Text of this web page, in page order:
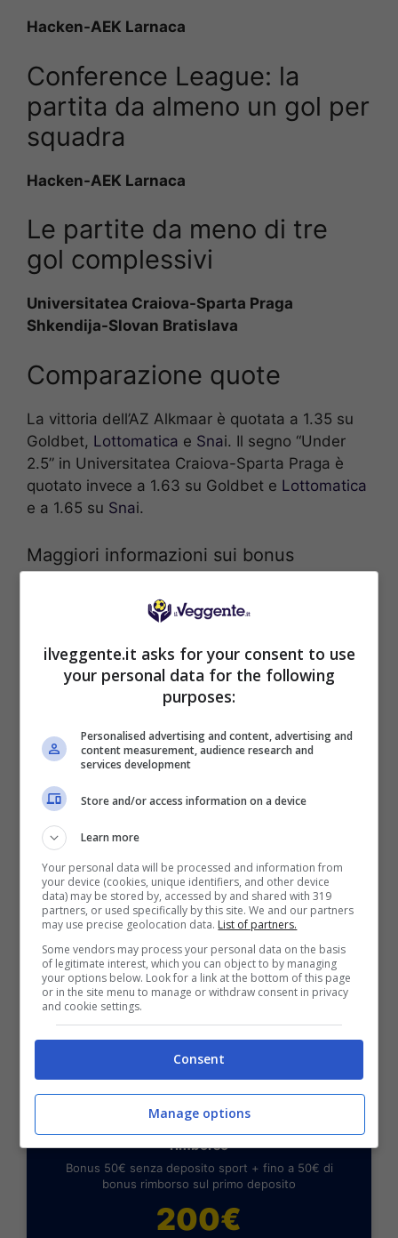
Hacken-AEK Larnaca
Conference League: la
partita da almeno un gol per
squadra
Hacken-AEK Larnaca
Le partite da meno di tre
gol complessivi
Universitatea Craiova-Sparta Praga
Shkendija-Slovan Bratislava
Comparazione quote
La vittoria dell’AZ Alkmaar è quotata a 1.35 su
Goldbet, Lottomatica e Snai. Il segno “Under
2.5” in Universitatea Craiova-Sparta Praga è
quotato invece a 1.63 su Goldbet e Lottomatica
e a 1.65 su Snai.
Maggiori informazioni sui bonus
Se sei un nuovo utente per confrontare le quote
in modo esaustivo può essere utile analizzare
operatori sulle nuove registrazioni.
– Fino a 3050€ sport e casinò
con 200% sul primo deposito sport fino a
1000€PIÙ INFO
– 15 euro free + 50% sul primo
deposito fino a 30 euroPIÙ INFO
casinò con 200% sul primo deposito sport
fino a 1000€PIÙ INFO
ISCRIVITI al canaleTELEGRAMper ricevere
GRATIS le notifiche con altri pronostici last
minute esclusivi anche su MARCATORI, TIRI E
AMMONITI:CLICCA QUI
Bonus 50€ SENZA deposito + fino a 50€ di
rimborso
Bonus 50€ senza deposito sport + fino a 50€ di
bonus rimborso sul primo deposito
200€
ilveggente.it asks for your consent to use
your personal data for the following
purposes:
Personalised advertising and content, advertising and
content measurement, audience research and
services development
Store and/or access information on a device
Learn more
Your personal data will be processed and information from
your device (cookies, unique identifiers, and other device
data) may be stored by, accessed by and shared with 319
partners, or used specifically by this site. We and our partners
may use precise geolocation data. List of partners.
Some vendors may process your personal data on the basis
of legitimate interest, which you can object to by managing
your options below. Look for a link at the bottom of this page
or in the site menu to manage or withdraw consent in privacy
and cookie settings.
Consent
Manage options